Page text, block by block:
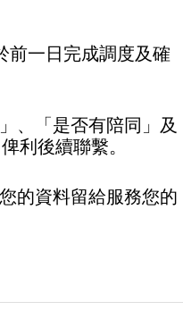
前一日完成調度及確
、「是否有陪同」及
利後續聯繫。
的資料留給服務您的